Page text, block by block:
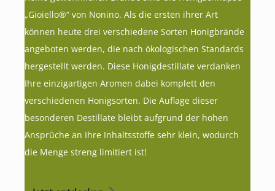
„Gioiello®“ von Nonino. Als die ersten ihrer Art
können heute drei verschiedene Sorten Honigbrände
angeboten werden, die nach ökologischen Standards
hergestellt werden. Diese Honigdestillate verdanken
Ihre einzigartigen Aromen dabei komplett den
verschiedenen Honigsorten. Die Auflage dieser
besonderen Destillate bleibt aufgrund der hohen
Ansprüche an Ihre Inhaltsstoffe sehr klein, wodurch
die Menge streng limitiert ist!